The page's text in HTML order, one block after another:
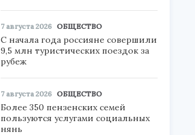
7 августа 2026 ОБЩЕСТВО
С начала года россияне совершили
9,5 млн туристических поездок за
рубеж
7 августа 2026 ОБЩЕСТВО
Более 350 пензенских семей
пользуются услугами социальных
нянь